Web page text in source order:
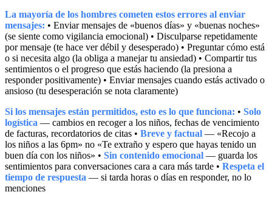
La mayoría de los hombres cometen estos errores al enviar
mensajes: • Enviar mensajes de «buenos días» y «buenas noches»
(se siente como vigilancia emocional) • Disculparse repetidamente
por mensaje (te hace ver débil y desesperado) • Preguntar cómo está
o si necesita algo (la obliga a manejar tu ansiedad) • Compartir tus
sentimientos o el progreso que estás haciendo (la presiona a
responder positivamente) • Enviar mensajes cuando estás activado o
ansioso (tu desesperación se nota claramente)
Si los mensajes están permitidos, esto es lo que funciona: • Solo
logística — cambios en recoger a los niños, fechas de vencimiento
de facturas, recordatorios de citas • Breve y factual — «Recojo a
los niños a las 6pm» no «Te extraño y espero que hayas tenido un
buen día con los niños» • Sin contenido emocional — guarda los
sentimientos para conversaciones cara a cara más tarde • Respeta el
tiempo de respuesta — si tarda horas o días en responder, no lo
menciones